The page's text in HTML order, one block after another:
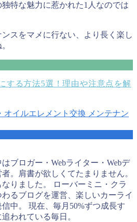
特な魅力に惹かれた1人なのでは
スをマメに行ない、より長く楽し
する方法5選！理由や注意点を解
オイルエレメント交換 メンテナン
ブロガー・Webライター・Webデ
。肩書が欲しくてたまりません。
りました。 ローバーミニ・クラ
るブログを運営、楽しいカーライ
中。 現在、毎月50%ずつ成長す
われている毎日。